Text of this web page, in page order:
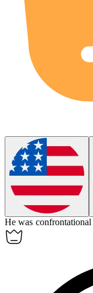
He was confrontational